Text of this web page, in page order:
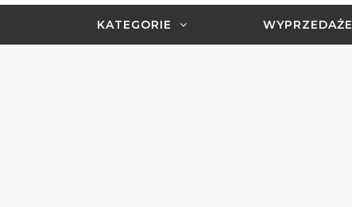
KATEGORIE WYPRZEDAŻE